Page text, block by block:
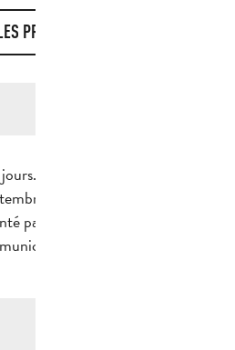
PRESTATIONS
l’accès aux massifs
par arrêté préfectoral et